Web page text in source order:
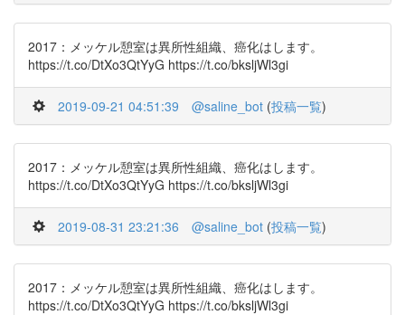
2017：メッケル憩室は異所性組織、癌化はします。
https://t.co/DtXo3QtYyG https://t.co/bksljWl3gi
2019-09-21 04:51:39 @saline_bot (投稿一覧)
2017：メッケル憩室は異所性組織、癌化はします。
https://t.co/DtXo3QtYyG https://t.co/bksljWl3gi
2019-08-31 23:21:36 @saline_bot (投稿一覧)
2017：メッケル憩室は異所性組織、癌化はします。
https://t.co/DtXo3QtYyG https://t.co/bksljWl3gi